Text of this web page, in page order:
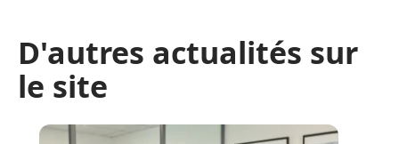
D'autres actualités sur
le site